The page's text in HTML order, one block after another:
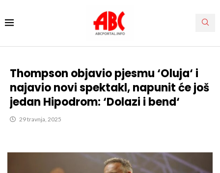
Thompson objavio pjesmu ‘Oluja‘ i
najavio novi spektakl, napunit će još
jedan Hipodrom: ‘Dolazi i bend‘
29 travnja, 2025